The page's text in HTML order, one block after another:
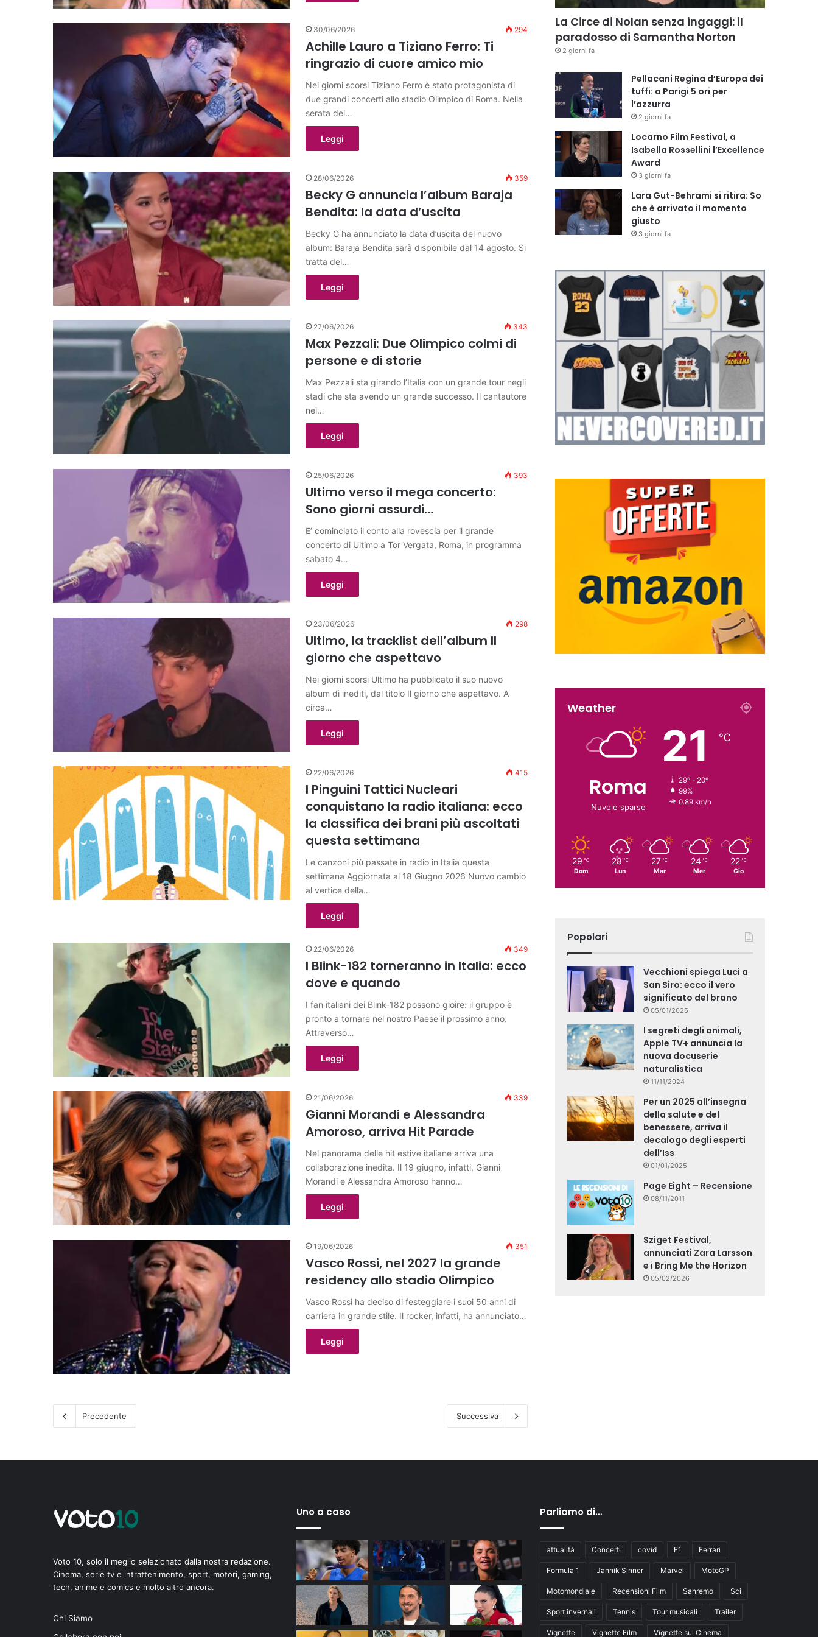
30/06/2026 294
Achille Lauro a Tiziano Ferro: Ti
ringrazio di cuore amico mio
Nei giorni scorsi Tiziano Ferro è stato protagonista di
due grandi concerti allo stadio Olimpico di Roma. Nella
serata del…
Leggi
28/06/2026 359
Becky G annuncia l’album Baraja
Bendita: la data d’uscita
Becky G ha annunciato la data d’uscita del nuovo
album: Baraja Bendita sarà disponibile dal 14 agosto. Si
tratta del…
Leggi
27/06/2026 343
Max Pezzali: Due Olimpico colmi di
persone e di storie
Max Pezzali sta girando l’Italia con un grande tour negli
stadi che sta avendo un grande successo. Il cantautore
nei…
Leggi
25/06/2026 393
Ultimo verso il mega concerto:
Sono giorni assurdi…
E’ cominciato il conto alla rovescia per il grande
concerto di Ultimo a Tor Vergata, Roma, in programma
sabato 4…
Leggi
23/06/2026 298
Ultimo, la tracklist dell’album Il
giorno che aspettavo
Nei giorni scorsi Ultimo ha pubblicato il suo nuovo
album di inediti, dal titolo Il giorno che aspettavo. A
circa…
Leggi
22/06/2026 415
I Pinguini Tattici Nucleari
conquistano la radio italiana: ecco
la classifica dei brani più ascoltati
questa settimana
Le canzoni più passate in radio in Italia questa
settimana Aggiornata al 18 Giugno 2026 Nuovo cambio
al vertice della…
Leggi
22/06/2026 349
I Blink-182 torneranno in Italia: ecco
dove e quando
I fan italiani dei Blink-182 possono gioire: il gruppo è
pronto a tornare nel nostro Paese il prossimo anno.
Attraverso…
Leggi
21/06/2026 339
Gianni Morandi e Alessandra
Amoroso, arriva Hit Parade
Nel panorama delle hit estive italiane arriva una
collaborazione inedita. Il 19 giugno, infatti, Gianni
Morandi e Alessandra Amoroso hanno…
Leggi
19/06/2026 351
Vasco Rossi, nel 2027 la grande
residency allo stadio Olimpico
Vasco Rossi ha deciso di festeggiare i suoi 50 anni di
carriera in grande stile. Il rocker, infatti, ha annunciato…
Leggi
Precedente Successiva
La Circe di Nolan senza ingaggi: il
paradosso di Samantha Norton
2 giorni fa
Pellacani Regina d’Europa dei
tuffi: a Parigi 5 ori per
l’azzurra
2 giorni fa
Locarno Film Festival, a
Isabella Rossellini l’Excellence
Award
3 giorni fa
Lara Gut-Behrami si ritira: So
che è arrivato il momento
giusto
3 giorni fa
Weather
Roma
Nuvole sparse
21 ℃
29º - 20º
99%
0.89 km/h
29 ℃
Dom
28 ℃
Lun
27 ℃
Mar
24 ℃
Mer
22 ℃
Gio
Popolari
Vecchioni spiega Luci a
San Siro: ecco il vero
significato del brano
05/01/2025
I segreti degli animali,
Apple TV+ annuncia la
nuova docuserie
naturalistica
11/11/2024
Per un 2025 all’insegna
della salute e del
benessere, arriva il
decalogo degli esperti
dell’Iss
01/01/2025
Page Eight – Recensione
08/11/2011
Sziget Festival,
annunciati Zara Larsson
e i Bring Me the Horizon
05/02/2026
Voto 10, solo il meglio selezionato dalla nostra redazione.
Cinema, serie tv e intrattenimento, sport, motori, gaming,
tech, anime e comics e molto altro ancora.
Chi Siamo
Uno a caso Parliamo di…
attualità Concerti covid F1 Ferrari
Formula 1 Jannik Sinner Marvel MotoGP
Motomondiale Recensioni Film Sanremo Sci
Sport invernali Tennis Tour musicali Trailer
Vignette Vignette Film Vignette sul Cinema